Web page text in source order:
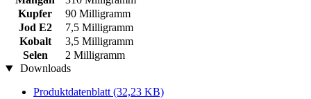
Kupfer
90 Milligramm
Jod E2
7,5 Milligramm
Kobalt
3,5 Milligramm
Selen
2 Milligramm
Downloads
Produktdatenblatt (32,23 KB)